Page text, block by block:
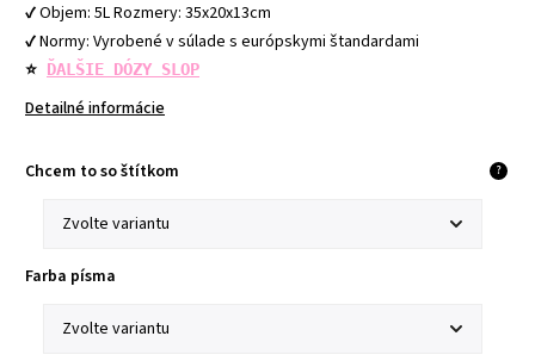
✔ Objem: 5L Rozmery: 35x20x13cm
✔ Normy: Vyrobené v súlade s európskymi štandardami
⭐ ĎALŠIE DÓZY SLOP
Detailné informácie
Chcem to so štítkom ?
Farba písma